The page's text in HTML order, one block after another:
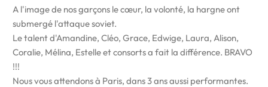
A l'image de nos garçons le cœur, la volonté, la hargne ont
submergé l'attaque soviet.
Le talent d'Amandine, Cléo, Grace, Edwige, Laura, Alison,
Coralie, Mélina, Estelle et consorts a fait la différence. BRAVO
!!!
Nous vous attendons à Paris, dans 3 ans aussi performantes.